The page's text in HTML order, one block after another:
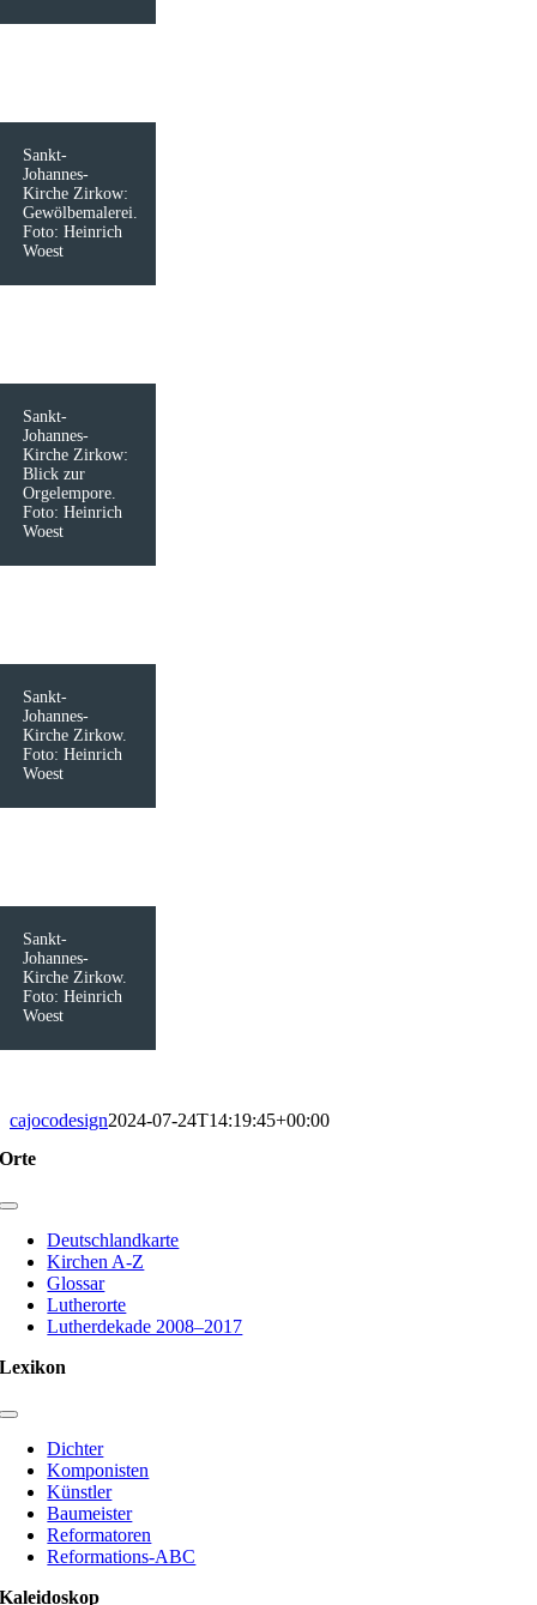
Sankt-
Johannes-
Kirche Zirkow:
Gewölbemalerei.
Foto: Heinrich
Woest
Sankt-
Johannes-
Kirche Zirkow:
Blick zur
Orgelempore.
Foto: Heinrich
Woest
Sankt-
Johannes-
Kirche Zirkow.
Foto: Heinrich
Woest
Sankt-
Johannes-
Kirche Zirkow.
Foto: Heinrich
Woest
cajocodesign2024-07-24T14:19:45+00:00
Orte
Toggle
NavigationDeutschlandkarte
Kirchen A-Z
Glossar
Lutherorte
Lutherdekade 2008–2017
Lexikon
Toggle
Navigation
Dichter
Komponisten
Künstler
Baumeister
Reformatoren
Reformations-ABC
Kaleidoskop